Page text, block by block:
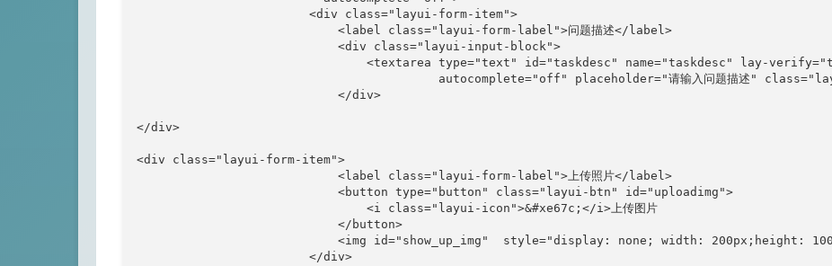
                        <div class="layui-form-item">
                            <label class="layui-form-label">问题描述</label>
                            <div class="layui-input-block">
<textarea type="text" id="taskdesc" name="taskdesc" lay-
autocomplete="off" placeholder="请输入问题描述"
                            </div>
</div>
<div class="layui-form-item">
                            <label class="layui-form-label">上传照片</label>
                            <button type="button" class="layui-btn" id="uploadimg">
                                <i class="layui-icon">&#xe67c;</i>上传图片
                            </button>
<img id="show_up_img"  style="display: none; width: 200px;height:
                        </div>